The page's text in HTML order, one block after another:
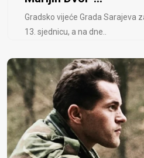
Gradsko vijeće Grada Sarajeva
13. sjednicu, a na dne..